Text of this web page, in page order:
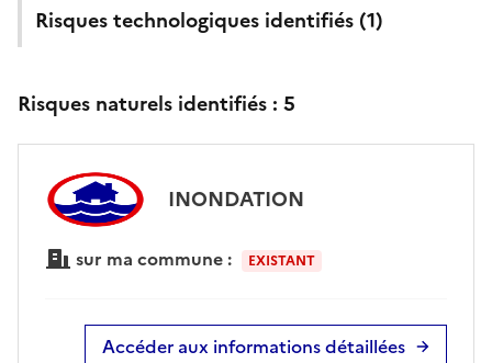
Risques technologiques identifiés (1)
Risques naturels identifiés : 5
INONDATION
sur ma commune : EXISTANT
Accéder aux informations détaillées